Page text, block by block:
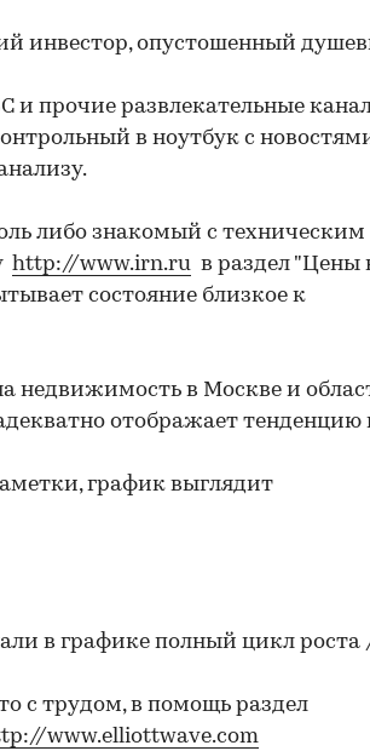
инвестор, опустошенный
и прочие развлекательные
в ноутбук с
либо знакомый с техническим
http://www.irn.ruв раздел "Цены
состояние близкое к
недвижимость в Москве и
отображает тенденцию
график выглядит
в графике полный цикл роста
с трудом, в помощь раздел
www.elliottwave.com